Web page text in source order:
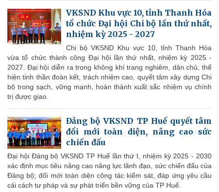
VKSND Khu vực 10, tỉnh Thanh Hóa
tổ chức Đại hội Chi bộ lần thứ nhất,
nhiệm kỳ 2025 - 2027
Chi bộ VKSND Khu vực 10, tỉnh Thanh Hóa
vừa tổ chức thành công Đại hội lần thứ nhất, nhiệm kỳ 2025 -
2027. Đại hội diễn ra trong không khí trang nghiêm, dân chủ, thể
hiện tinh thần đoàn kết, trách nhiệm cao, quyết tâm xây dựng Chi
bộ trong sạch, vững mạnh, hoàn thành xuất sắc nhiệm vụ chính
trị được giao.
Đảng bộ VKSND TP Huế quyết tâm
đổi mới toàn diện, nâng cao sức
chiến đấu
Đại hội Đảng bộ VKSND TP Huế lần thứ I, nhiệm kỳ 2025 - 2030
xác định mục tiêu nâng cao năng lực lãnh đạo, sức chiến đấu của
Đảng bộ; đổi mới toàn diện công tác kiểm sát, đáp ứng yêu cầu
cải cách tư pháp và sự phát triển bền vững của TP Huế.